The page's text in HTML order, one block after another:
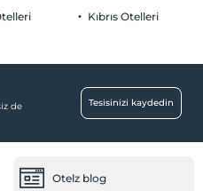
kadar ücretsizdir
Kıbrıs Otelleri
de
Tesisinizi kaydedin
Otelz blog